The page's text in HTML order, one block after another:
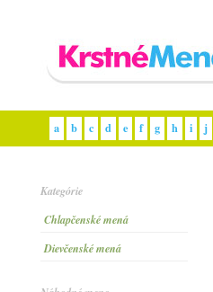
a b c d e f g h i j
Kategórie
Chlapčenské mená
Dievčenské mená